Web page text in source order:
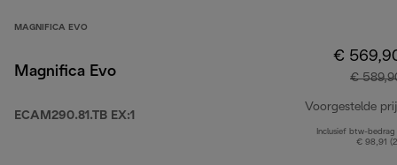
MAGNIFICA EVO
Magnifica Evo
ECAM290.81.TB EX:1
€
€
Voorgestelde
Inclusief btw-bedrag
€ 98,91